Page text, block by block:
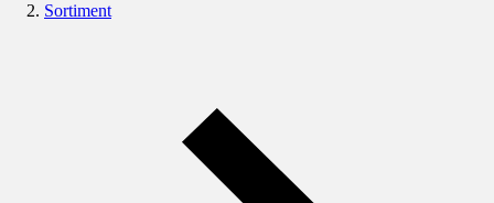
Sortiment